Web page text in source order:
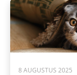
8 AUGUSTUS 2025